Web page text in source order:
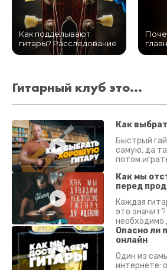
Как подделывают
гитары? Расследование
Гитарный клуб это...
Как
Быстрый
самую, да
потом
Как мы
перед
Каждая
это
необходимо
гитары?
Подробно - в
Опасно ли
онлайн
Один из
интернете: